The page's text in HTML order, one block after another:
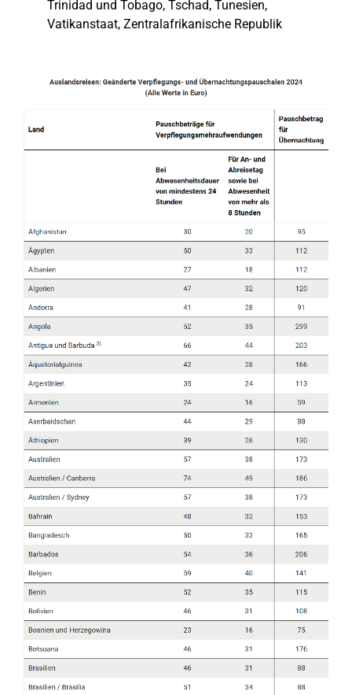
Trinidad und Tobago, Tschad, Tunesien,
Vatikanstaat, Zentralafrikanische Republik